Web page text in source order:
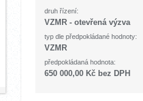
druh řízení:
VZMR - otevřená výzva
typ dle předpokládané hodnoty:
VZMR
předpokládaná hodnota:
650 000,00 Kč bez DPH